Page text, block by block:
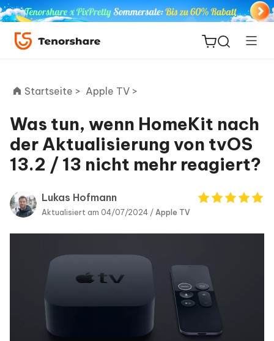
ReiBoot
for iOS
PDF
Editor
Neu
Startseite > Apple TV >
Was tun, wenn HomeKit nach
der Aktualisierung von tvOS
13.2 / 13 nicht mehr reagiert?
Lukas Hofmann
Aktualisiert am 04/07/2024 / Apple TV